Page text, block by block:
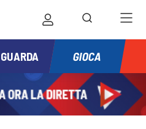
GUARDA GIOCA